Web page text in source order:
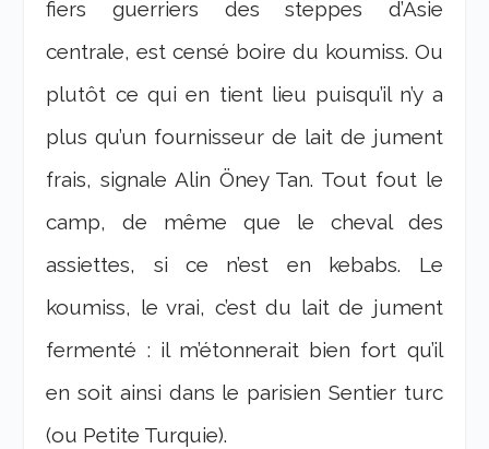
fiers guerriers des steppes d’Asie
centrale, est censé boire du koumiss. Ou
plutôt ce qui en tient lieu puisqu’il n’y a
plus qu’un fournisseur de lait de jument
frais, signale Alin Öney Tan. Tout fout le
camp, de même que le cheval des
assiettes, si ce n’est en kebabs. Le
koumiss, le vrai, c’est du lait de jument
fermenté : il m’étonnerait bien fort qu’il
en soit ainsi dans le parisien Sentier turc
(ou Petite Turquie).